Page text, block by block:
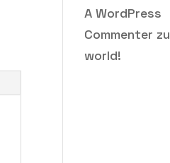
A WordPress
Commenter zu
world!